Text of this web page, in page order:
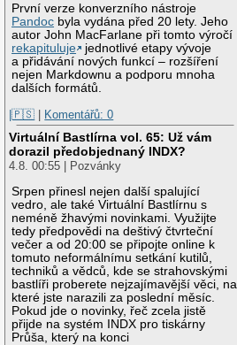
První verze konverzního nástroje
Pandoc byla vydána před 20 lety. Jeho
autor John MacFarlane při tomto výročí
rekapituluje
jednotlivé etapy vývoje
a přidávání nových funkcí – rozšíření
nejen Markdownu a podporu mnoha
dalších formátů.
|🇵🇸 | Komentářů: 0
Virtuální Bastlírna vol. 65: Už vám
dorazil předobjednaný INDX?
4.8. 00:55 | Pozvánky
Srpen přinesl nejen další spalující
vedro, ale také Virtuální Bastlírnu s
neméně žhavými novinkami. Využijte
tedy předpovědi na deštivý čtvrteční
večer a od 20:00 se připojte online k
tomuto neformálnímu setkání kutilů,
techniků a vědců, kde se strahovskými
bastlíři proberete nejzajímavější věci, na
které jste narazili za poslední měsíc.
Pokud jde o novinky, řeč zcela jistě
přijde na systém INDX pro tiskárny
Průša, který na konci